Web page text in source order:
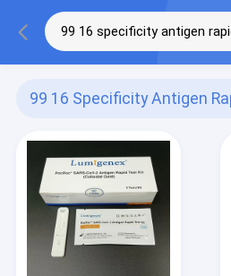
99 16 Specificity Antigen